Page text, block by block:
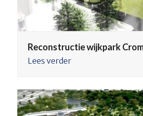
Reconstructie wijkpark
Lees verder